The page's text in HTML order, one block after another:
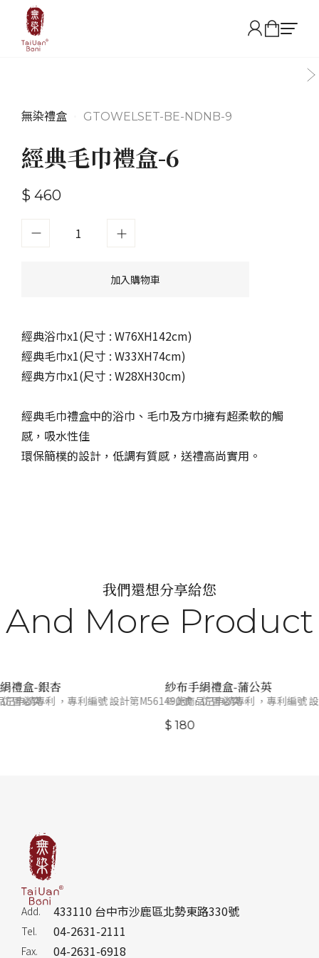
無染禮盒 GTOWELSET-BE-NDNB-9
經典毛巾禮盒-6
$ 460
加入購物車
經典浴巾x1(尺寸 : W76XH142cm)
經典毛巾x1(尺寸 : W33XH74cm)
經典方巾x1(尺寸 : W28XH30cm)
經典毛巾禮盒中的浴巾、毛巾及方巾擁有超柔軟的觸
感，吸水性佳
環保簡樸的設計，低調有質感，送禮高尚實用。
我們還想分享給您
And More Product
冒必究。
禮盒-銀杏
申請專利 ，專利編號 設計第M561490號，仿冒必究。
紗布手絹禮盒-蒲公英
※此商品已申請專利 ，專利編號
$ 180
Add. 433110 台中市沙鹿區北勢東路330號
Tel. 04-2631-2111
Fax. 04-2631-6918